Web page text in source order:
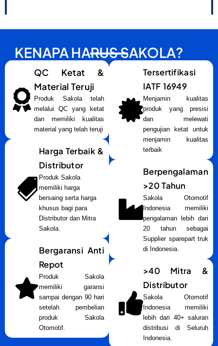
KENAPA HARUS SAKOLA?
QC Ketat &
Material Teruji
Produk Sakola telah
melalui QC yang ketat
dan memiliki kualitas
material yang telah teruji
Harga Terbaik &
Distributor
Produk Sakola
memiliki harga
bersaing serta harga
khusus bagi para
Distributor dan Mitra
Sakola.
Bergaransi Anti
Repot
Produk Sakola
memiliki garansi
sampai dengan 90 hari
setelah pembelian
produk Sakola
Otomotif.
Tersertifikasi
IATF 16949
Menjamin kualitas
produk yang presisi
dan melewati
pengujian ketat untuk
menjamin kualitas
terbaik
Berpengalaman
>20 Tahun
Sakola Otomotif
Indonesia memiliki
pengalaman lebih dari
20 tahun sebagai
Supplier sparepart truk
di Indonesia.
>40 Mitra &
Distributor
Sakola Otomotif
Indonesia memiliki
lebih dari 40+ saluran
distribusi di Seluruh
Indonesia.